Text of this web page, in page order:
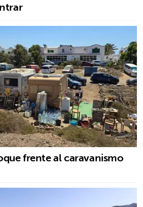
frente al caravanismo